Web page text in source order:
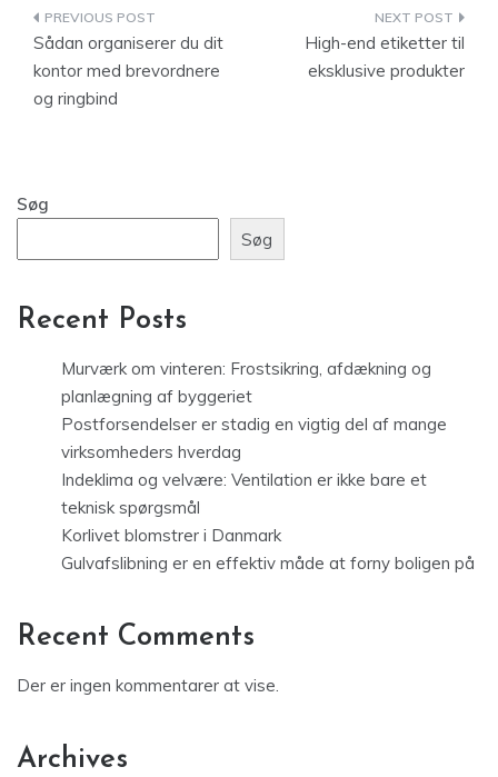
Indlægsnavigation
Sådan organiserer du dit
kontor med brevordnere
og ringbind
High-end etiketter til
eksklusive produkter
Søg
Søg
Recent Posts
Murværk om vinteren: Frostsikring, afdækning og
planlægning af byggeriet
Postforsendelser er stadig en vigtig del af mange
virksomheders hverdag
Indeklima og velvære: Ventilation er ikke bare et
teknisk spørgsmål
Korlivet blomstrer i Danmark
Gulvafslibning er en effektiv måde at forny boligen på
Recent Comments
Der er ingen kommentarer at vise.
Archives